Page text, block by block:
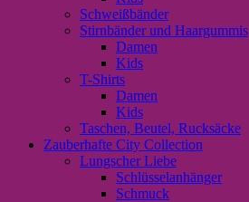
Schweißbänder
Stirnbänder und Haargummis
Damen
Kids
T-Shirts
Damen
Kids
Taschen, Beutel, Rucksäcke
Zauberhafte City Collection
Lungscher Liebe
Schlüsselanhänger
Schmuck